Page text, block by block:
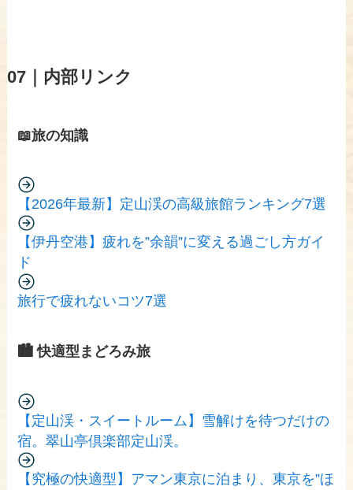
07｜内部リンク
📖旅の知識
【2026年最新】定山渓の高級旅館ランキング7選
【伊丹空港】疲れを”余韻”に変える過ごし方ガイ
ド
旅行で疲れないコツ7選
🏙️ 快適型まどろみ旅
【定山渓・スイートルーム】雪解けを待つだけの
宿。翠山亭倶楽部定山渓。
【究極の快適型】アマン東京に泊まり、東京を”ほ